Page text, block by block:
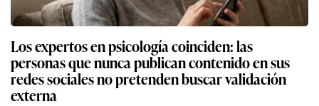
Los expertos en psicología coinciden: las
personas que nunca publican contenido en sus
redes sociales no pretenden buscar validación
externa